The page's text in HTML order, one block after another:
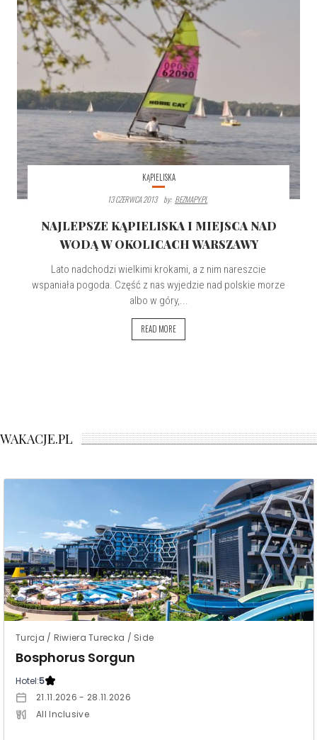
KĄPIELISKA
13 CZERWCA 2013 By: BEZMAPY.PL
NAJLEPSZE KĄPIELISKA I MIEJSCA NAD
WODĄ W OKOLICACH WARSZAWY
Lato nadchodzi wielkimi krokami, a z nim nareszcie
wspaniała pogoda. Część z nas wyjedzie nad polskie morze
albo w góry,...
READ MORE
WAKACJE.PL
Turcja / Riwiera Turecka / Side
Bosphorus Sorgun
Hotel:5
21.11.2026 - 28.11.2026
All Inclusive